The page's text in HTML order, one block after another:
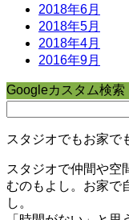
2018年6月
2018年5月
2018年4月
2016年9月
Googleカスタム検索
スタジオでもお家で
スタジオで仲間や空
むのもよし。お家で
し。